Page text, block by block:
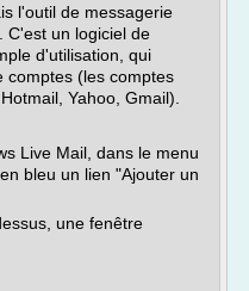
l'outil de messagerie
C'est un logiciel de
d'utilisation, qui
comptes (les comptes
Yahoo, Gmail).
Live Mail, dans le menu
bleu un lien "Ajouter un
une fenêtre